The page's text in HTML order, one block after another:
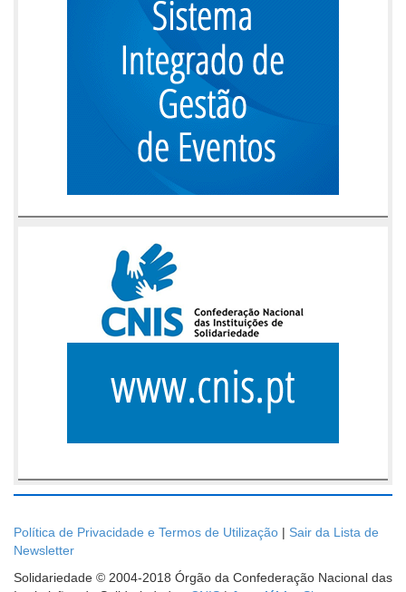
Política de Privacidade e Termos de Utilização | Sair da Lista de
Newsletter
Solidariedade © 2004-2018 Órgão da Confederação Nacional das